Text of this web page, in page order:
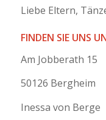
Liebe Eltern,
FINDEN SIE UNS
Am Jobberath 15
50126 Bergheim
Inessa von Berge